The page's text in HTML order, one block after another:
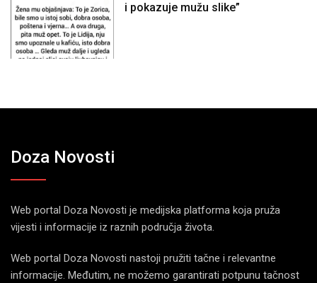
i pokazuje mužu slike”
Doza Novosti
Web portal Doza Novosti je medijska platforma koja pruža
vijesti i informacije iz raznih područja života.
Web portal Doza Novosti nastoji pružiti tačne i relevantne
informacije. Međutim, ne možemo garantirati potpunu tačnost